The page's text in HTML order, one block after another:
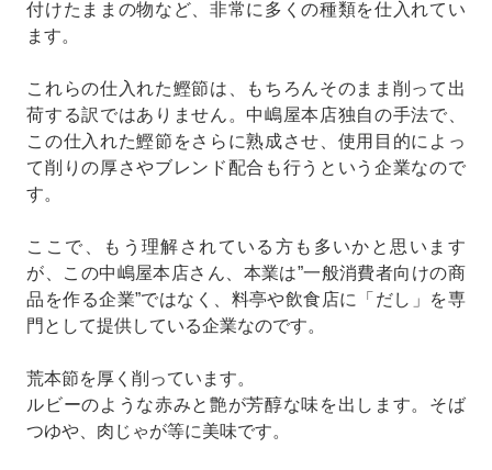
付けたままの物など、非常に多くの種類を仕入れてい
ます。
これらの仕入れた鰹節は、もちろんそのまま削って出
荷する訳ではありません。中嶋屋本店独自の手法で、
この仕入れた鰹節をさらに熟成させ、使用目的によっ
て削りの厚さやブレンド配合も行うという企業なので
す。
ここで、もう理解されている方も多いかと思います
が、この中嶋屋本店さん、本業は”一般消費者向けの商
品を作る企業”ではなく、料亭や飲食店に「だし」を専
門として提供している企業なのです。
荒本節を厚く削っています。
ルビーのような赤みと艶が芳醇な味を出します。そば
つゆや、肉じゃが等に美味です。